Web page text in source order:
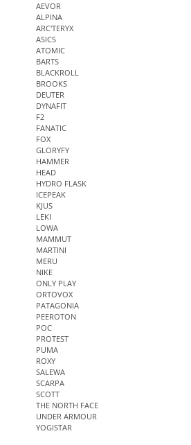
AEVOR
ALPINA
ARC'TERYX
ASICS
ATOMIC
BARTS
BLACKROLL
BROOKS
DEUTER
DYNAFIT
F2
FANATIC
FOX
GLORYFY
HAMMER
HEAD
HYDRO FLASK
ICEPEAK
KJUS
LEKI
LOWA
MAMMUT
MARTINI
MERU
NIKE
ONLY PLAY
ORTOVOX
PATAGONIA
PEEROTON
POC
PROTEST
PUMA
ROXY
SALEWA
SCARPA
SCOTT
THE NORTH FACE
UNDER ARMOUR
YOGISTAR